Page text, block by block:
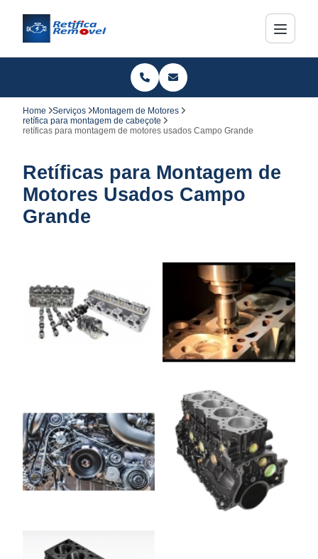
Home Serviços
Montagem de Motores
retífica para montagem de cabeçote
retíficas para montagem de motores usados Campo Grande
Retíficas para Montagem de
Motores Usados Campo
Grande